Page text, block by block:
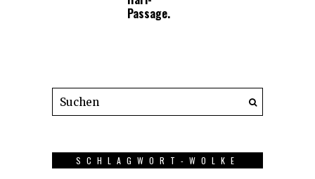
Passage.
SCHLAGWORT-WOLKE